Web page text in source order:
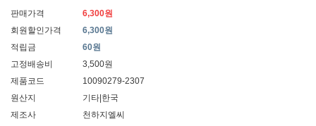
판매가격
6,300원
회원할인가격
6,300원
적립금
60원
고정배송비
3,500원
제품코드
10090279-2307
원산지
기타|한국
제조사
천하지엘씨